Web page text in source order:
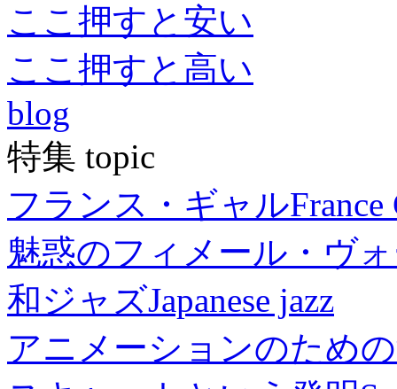
ここ押すと安い
ここ押すと高い
blog
特集 topic
フランス・ギャルFrance
魅惑のフィメール・ヴ
和ジャズJapanese jazz
アニメーションのため